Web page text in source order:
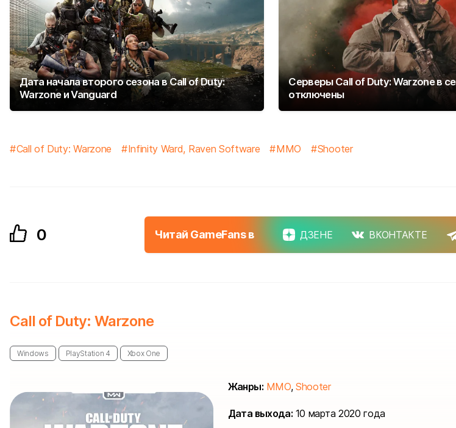
Дата начала второго сезона в Call of Duty:
Warzone и Vanguard
Серверы Call of Duty: Warzone в
отключены
Call of Duty: Warzone Infinity Ward, Raven Software MMO Shooter
0 Читай GameFans в ДЗЕНЕ ВКОНТАКТЕ
Call of Duty: Warzone
Windows PlayStation 4 Xbox One
Жанры: MMO,Shooter
Дата выхода: 10 марта 2020 года